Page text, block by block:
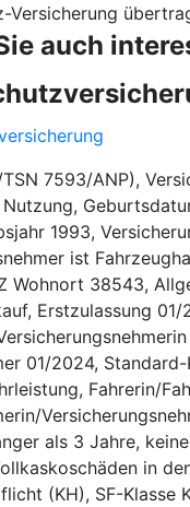
Versicherung
auch
7593/ANP),
1993,
ist
Wohnort 38543,
Erstzulassung 01/
01/2024, Standard-
Fahrerin/
als 3 Jahre,
in
(KH), SF-Klasse